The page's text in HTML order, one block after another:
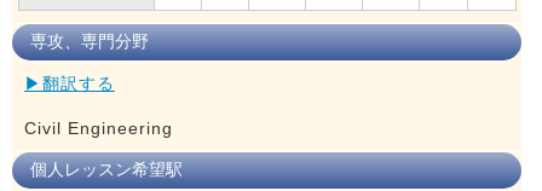
専攻、専門分野
▶翻訳する
Civil Engineering
個人レッスン希望駅